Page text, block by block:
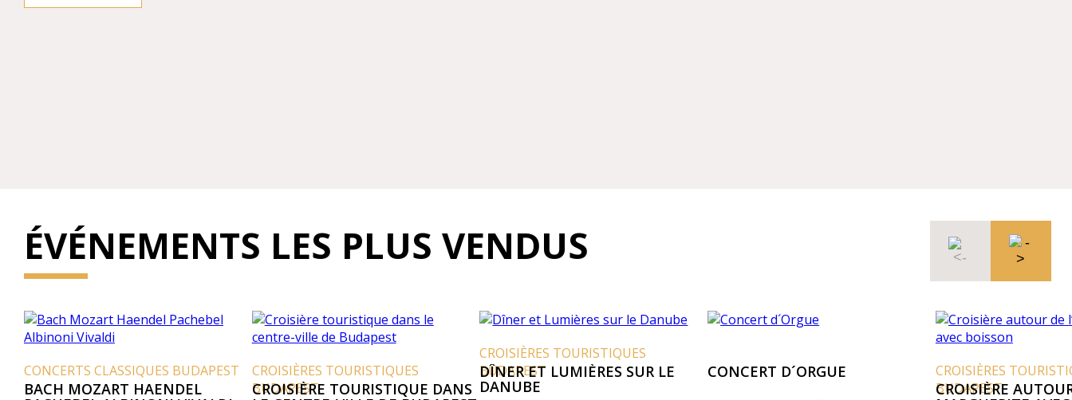
ÉVÉNEMENTS LES PLUS VENDUS
CONCERTS CLASSIQUES BUDAPEST
BACH MOZART HAENDEL
CROISIÈRES TOURISTIQUES
BUDAPEST
CROISIÈRE TOURISTIQUE DANS
CROISIÈRES TOURISTIQUES
BUDAPEST
DÎNER ET LUMIÈRES SUR LE
DANUBE
CONCERT D´ORGUE
CROISIÈRES
BUDAPEST
CROISIÈRE AUTOUR